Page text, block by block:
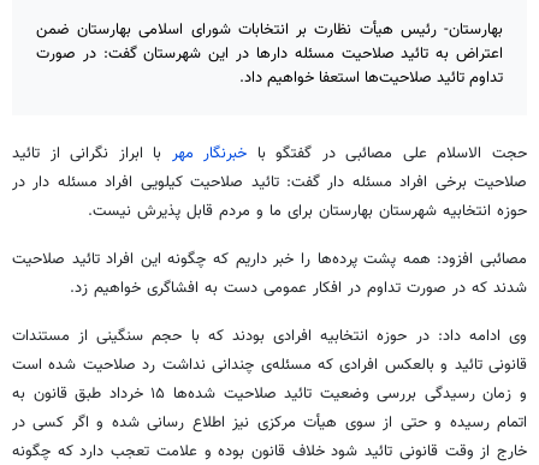
بهارستان- رئیس هیأت نظارت بر انتخابات شورای اسلامی بهارستان ضمن
اعتراض به تائید صلاحیت مسئله دارها در این شهرستان گفت: در صورت
تداوم تائید صلاحیت‌ها استعفا خواهیم داد.
حجت الاسلام علی مصائبی در گفتگو با خبرنگار مهر با ابراز نگرانی از تائید
صلاحیت برخی افراد مسئله دار گفت:تائید صلاحیت کیلویی افراد مسئله دار در
حوزه انتخابیه شهرستان بهارستان برای ما و مردم قابل پذیرش نیست.
مصائبی افزود: همه پشت پرده‌ها را خبر داریم که چگونه این افرادتائید صلاحیت
شدند که در صورت تداوم در افکار عمومی دست به افشاگری خواهیم زد.
وی ادامه داد: در حوزه انتخابیه افرادی بودند که با حجم سنگینی از مستندات
قانونیتائید و بالعکس افرادی که مسئله‌ی چندانی نداشت رد صلاحیت شده است
و زمان رسیدگی بررسی وضعیت تائید
صلاحیت شده‌ها ۱۵ خرداد طبق قانون به
اتمام رسیده و حتی از سوی هیأت مرکزی نیز اطلاع رسانی شده و اگر کسی در
خارج از وقت قانونی تائیدشود خلاف قانون بوده و علامت تعجب دارد که چگونه